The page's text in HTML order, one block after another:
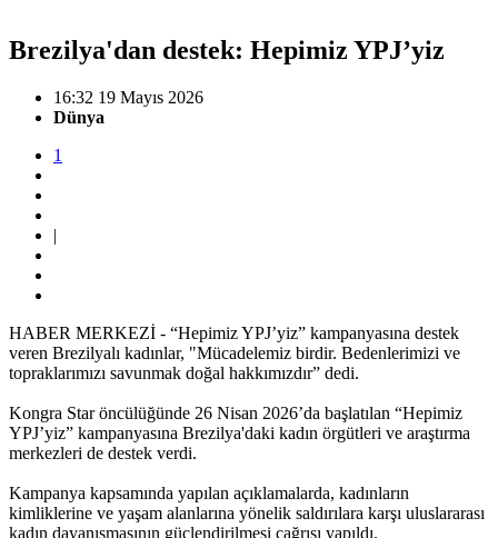
Brezilya'dan destek: Hepimiz YPJ’yiz
16:32 19 Mayıs 2026
Dünya
1
|
HABER MERKEZİ - “Hepimiz YPJ’yiz” kampanyasına destek
veren Brezilyalı kadınlar, "Mücadelemiz birdir. Bedenlerimizi ve
topraklarımızı savunmak doğal hakkımızdır” dedi.
Kongra Star öncülüğünde 26 Nisan 2026’da başlatılan “Hepimiz
YPJ’yiz” kampanyasına Brezilya'daki kadın örgütleri ve araştırma
merkezleri de destek verdi.
Kampanya kapsamında yapılan açıklamalarda, kadınların
kimliklerine ve yaşam alanlarına yönelik saldırılara karşı uluslararası
kadın dayanışmasının güçlendirilmesi çağrısı yapıldı.